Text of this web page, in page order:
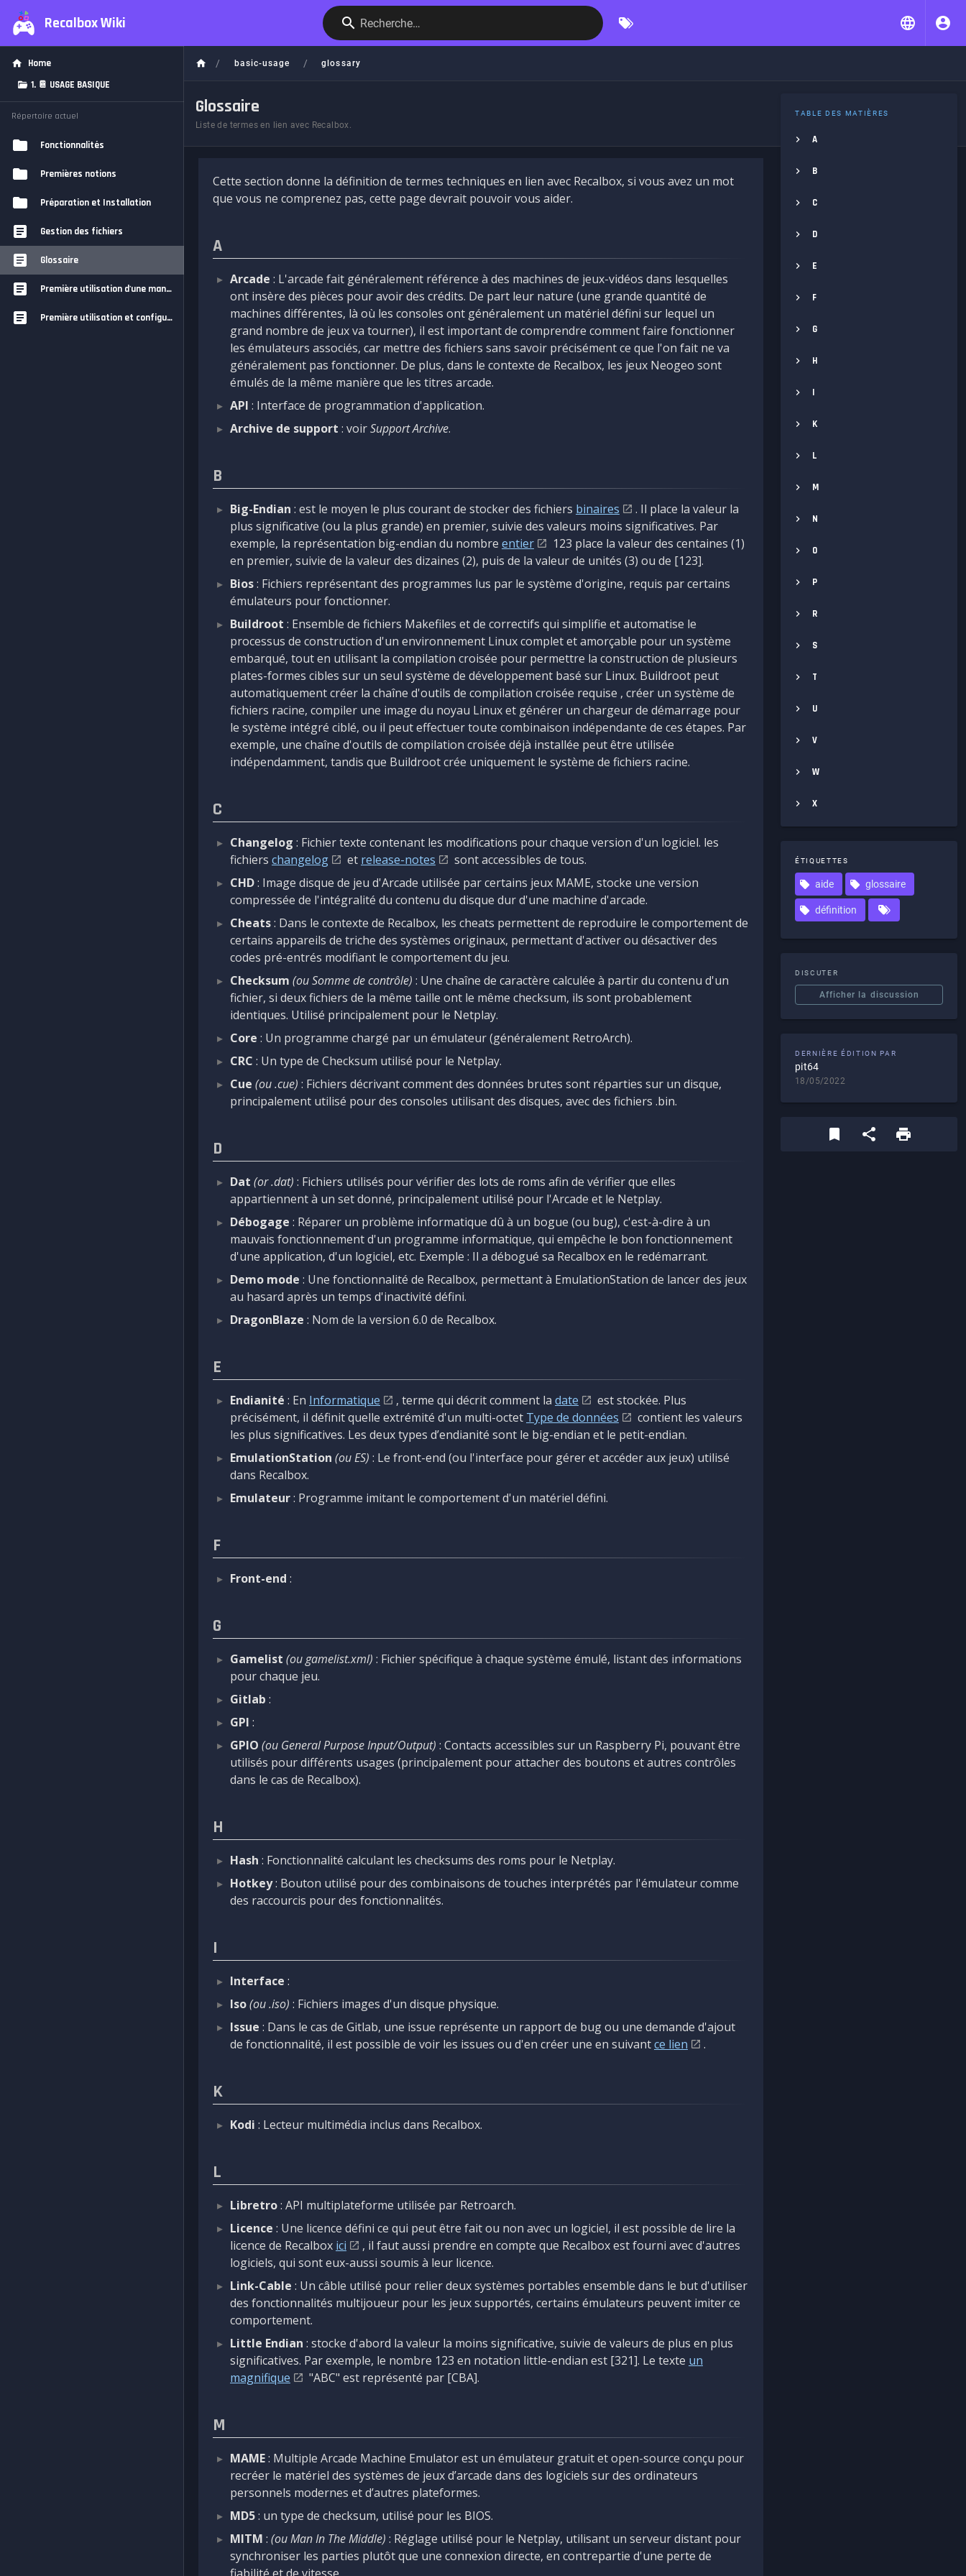
Recalbox Wiki Recherche…
Home
1. 📔 USAGE BASIQUE
Répertoire actuel
Fonctionnalités
Premières notions
Préparation et Installation
Gestion des fichiers
Glossaire
Première utilisation d'une manette sur Recalbox
Première utilisation et configuration
/ basic-usage / glossary
Glossaire
Liste de termes en lien avec Recalbox.
Cette section donne la définition de termes techniques en lien avec Recalbox, si vous avez un mot
que vous ne comprenez pas, cette page devrait pouvoir vous aider.
A
Arcade : L'arcade fait généralement référence à des machines de jeux-vidéos dans lesquelles
ont insère des pièces pour avoir des crédits. De part leur nature (une grande quantité de
machines différentes, là où les consoles ont généralement un matériel défini sur lequel un
grand nombre de jeux va tourner), il est important de comprendre comment faire fonctionner
les émulateurs associés, car mettre des fichiers sans savoir précisément ce que l'on fait ne va
généralement pas fonctionner. De plus, dans le contexte de Recalbox, les jeux Neogeo sont
émulés de la même manière que les titres arcade.
API : Interface de programmation d'application.
Archive de support : voirSupport Archive.
B
Big-Endian : est le moyen le plus courant de stocker des fichiers binaires
. Il place la valeur la
plus significative (ou la plus grande) en premier, suivie des valeurs moins significatives. Par
exemple, la représentation big-endian du nombre entier
123 place la valeur des centaines (1)
en premier, suivie de la valeur des dizaines (2), puis de la valeur de unités (3) ou de [123].
Bios: Fichiers représentant des programmes lus par le système d'origine, requis par certains
émulateurs pour fonctionner.
Buildroot : Ensemble de fichiers Makefiles et de correctifs qui simplifie et automatise le
processus de construction d'un environnement Linux complet et amorçable pour un système
embarqué, tout en utilisant la compilation croisée pour permettre la construction de plusieurs
plates-formes cibles sur un seul système de développement basé sur Linux. Buildroot peut
automatiquement créer la chaîne d'outils de compilation croisée requise , créer un système de
fichiers racine, compiler une image du noyau Linux et générer un chargeur de démarrage pour
le système intégré ciblé, ou il peut effectuer toute combinaison indépendante de ces étapes. Par
exemple, une chaîne d'outils de compilation croisée déjà installée peut être utilisée
indépendamment, tandis que Buildroot crée uniquement le système de fichiers racine.
C
Changelog : Fichier texte contenant les modifications pour chaque version d'un logiciel. les
fichiers changelog et release-notes
sont accessibles de tous.
CHD: Image disque de jeu d'Arcade utilisée par certains jeux MAME, stocke une version
compressée de l'intégralité du contenu du disque dur d'une machine d'arcade.
Cheats: Dans le contexte de Recalbox, les cheats permettent de reproduire le comportement de
certains appareils de triche des systèmes originaux, permettant d'activer ou désactiver des
codes pré-entrés modifiant le comportement du jeu.
Checksum (ou Somme de contrôle) : Une chaîne de caractère calculée à partir du contenu d'un
fichier, si deux fichiers de la même taille ont le même checksum, ils sont probablement
identiques. Utilisé principalement pour le Netplay.
Core : Un programme chargé par un émulateur (généralement RetroArch).
CRC : Un type de Checksum utilisé pour le Netplay.
Cue (ou .cue) : Fichiers décrivant comment des données brutes sont réparties sur un disque,
principalement utilisé pour des consoles utilisant des disques, avec des fichiers .bin.
D
Dat (or .dat) : Fichiers utilisés pour vérifier des lots de roms afin de vérifier que elles
appartiennent à un set donné, principalement utilisé pour l'Arcade et le Netplay.
Débogage : Réparer un problème informatique dû à un bogue (ou bug), c'est-à-dire à un
mauvais fonctionnement d'un programme informatique, qui empêche le bon fonctionnement
d'une application, d'un logiciel, etc. Exemple : Il a débogué sa Recalbox en le redémarrant.
Demo mode : Une fonctionnalité de Recalbox, permettant à EmulationStation de lancer des jeux
au hasard après un temps d'inactivité défini.
DragonBlaze : Nom de la version 6.0 de Recalbox.
E
Endianité : En Informatique , terme qui décrit comment la date
est stockée. Plus
précisément, il définit quelle extrémité d'un multi-octet Type de données
contient les valeurs
les plus significatives. Les deux types d’endianité sont le big-endian et le petit-endian.
EmulationStation (ou ES) : Le front-end (ou l'interface pour gérer et accéder aux jeux) utilisé
dans Recalbox.
Emulateur: Programme imitant le comportement d'un matériel défini.
F
Front-end :
G
Gamelist (ou gamelist.xml) : Fichier spécifique à chaque système émulé, listant des informations
pour chaque jeu.
Gitlab :
GPI :
GPIO (ou General Purpose Input/Output) : Contacts accessibles sur un Raspberry Pi, pouvant être
utilisés pour différents usages (principalement pour attacher des boutons et autres contrôles
dans le cas de Recalbox).
H
Hash : Fonctionnalité calculant les checksums des roms pour le Netplay.
Hotkey: Bouton utilisé pour des combinaisons de touches interprétés par l'émulateur comme
des raccourcis pour des fonctionnalités.
I
Interface :
Iso(ou .iso) : Fichiers images d'un disque physique.
Issue : Dans le cas de Gitlab, une issue représente un rapport de bug ou une demande d'ajout
de fonctionnalité, il est possible de voir les issues ou d'en créer une en suivantce lien .
K
Kodi : Lecteur multimédia inclus dans Recalbox.
L
Libretro: API multiplateforme utilisée par Retroarch.
Licence : Une licence défini ce qui peut être fait ou non avec un logiciel, il est possible de lire la
licence de Recalbox ici
, il faut aussi prendre en compte que Recalbox est fourni avec d'autres
logiciels, qui sont eux-aussi soumis à leur licence.
Link-Cable : Un câble utilisé pour relier deux systèmes portables ensemble dans le but d'utiliser
des fonctionnalités multijoueur pour les jeux supportés, certains émulateurs peuvent imiter ce
comportement.
Little Endian : stocke d'abord la valeur la moins significative, suivie de valeurs de plus en plus
significatives. Par exemple, le nombre 123 en notation little-endian est [321]. Le texte un
magnifique
"ABC" est représenté par [CBA].
M
MAME: Multiple Arcade Machine Emulator est un émulateur gratuit et open-source conçu pour
recréer le matériel des systèmes de jeux d’arcade dans des logiciels sur des ordinateurs
personnels modernes et d’autres plateformes.
MD5: un type de checksum, utilisé pour les BIOS.
MITM : (ou Man In The Middle) : Réglage utilisé pour le Netplay, utilisant un serveur distant pour
synchroniser les parties plutôt que une connexion directe, en contrepartie d'une perte de
TABLE DES MATIÈRES
A
B
C
D
E
F
G
H
I
K
L
M
N
O
P
R
S
T
U
V
W
X
ÉTIQUETTES
aide glossaire
définition
DISCUTER
Afficher la discussion
DERNIÈRE ÉDITION PAR
pit64
18/05/2022